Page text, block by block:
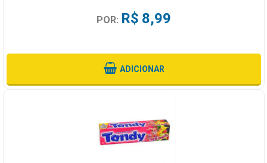
POR: R$ 8,99
ADICIONAR